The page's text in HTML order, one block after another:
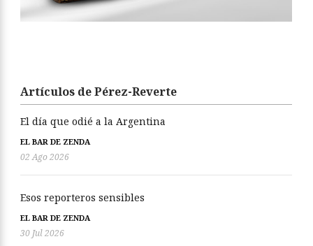
Artículos de Pérez-Reverte
El día que odié a la Argentina
EL BAR DE ZENDA
02 Ago 2026
Esos reporteros sensibles
EL BAR DE ZENDA
30 Jul 2026